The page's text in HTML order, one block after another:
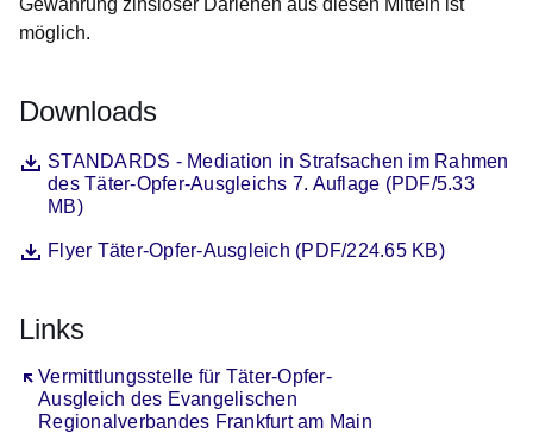
Gewährung zinsloser Darlehen aus diesen Mitteln ist
möglich.
Downloads
DateiSTANDARDS - Mediation in Strafsachen im Rahmen
des Täter-Opfer-Ausgleichs 7. Auflage (PDF/5.33
MB)
Öffnet sich in einem neuen Fenster
DateiFlyer Täter-Opfer-Ausgleich (PDF/224.65 KB)
Öffnet sich in einem neuen Fenster
Links
Vermittlungsstelle für Täter-Opfer-
Ausgleich des Evangelischen
Regionalverbandes Frankfurt am Main
Öffnet sich in einem neuen Fenster